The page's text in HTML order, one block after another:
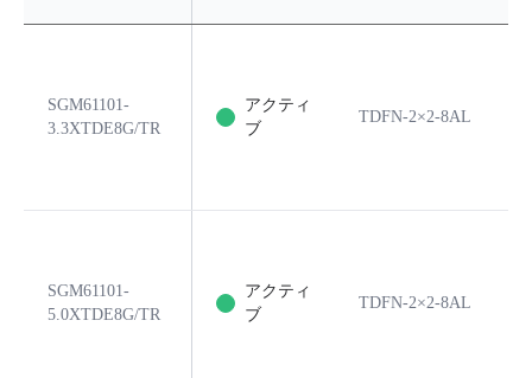
SGM61101-
3.3XTDE8G/TR
アクティ
ブ
TDFN-2×2-8AL
SGM61101-
5.0XTDE8G/TR
アクティ
ブ
TDFN-2×2-8AL